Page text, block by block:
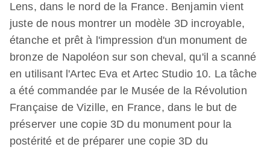
Lens, dans le nord de la France. Benjamin vient
juste de nous montrer un modèle 3D incroyable,
étanche et prêt à l'impression d'un monument de
bronze de Napoléon sur son cheval, qu'il a scanné
en utilisant l'Artec Eva et Artec Studio 10. La tâche
a été commandée par le Musée de la Révolution
Française de Vizille, en France, dans le but de
préserver une copie 3D du monument pour la
postérité et de préparer une copie 3D du